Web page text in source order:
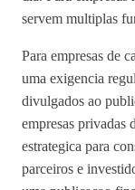
servem multiplas
Para empresas de
uma exigencia
divulgados ao
empresas privadas
estrategica para
parceiros e